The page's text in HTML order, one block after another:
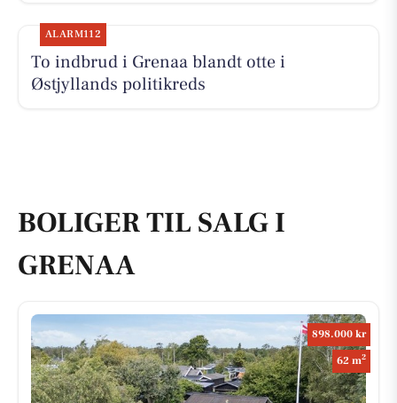
ALARM112
To indbrud i Grenaa blandt otte i
Østjyllands politikreds
BOLIGER TIL SALG I
GRENAA
898.000 kr
62 m2